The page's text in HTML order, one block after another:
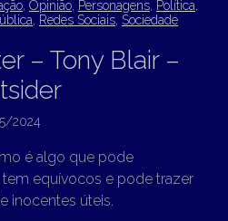
Opinião Personagens Política
Redes Sociais Sociedade
– Tony Blair –
2024
é algo que pode
equívocos e pode trazer
inocentes úteis.